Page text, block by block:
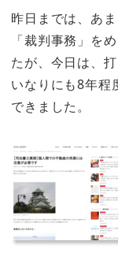
昨日までは、あ
「裁判事務」を
たが、 今日は、
いなりにも8年程
できました。